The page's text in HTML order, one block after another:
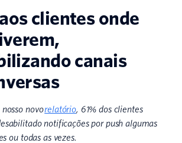
clientes onde
canais
novorelatório, 61% dos clientes
notificações por push algumas
ou todas as vezes.